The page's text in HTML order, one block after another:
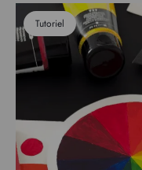
Tutoriel